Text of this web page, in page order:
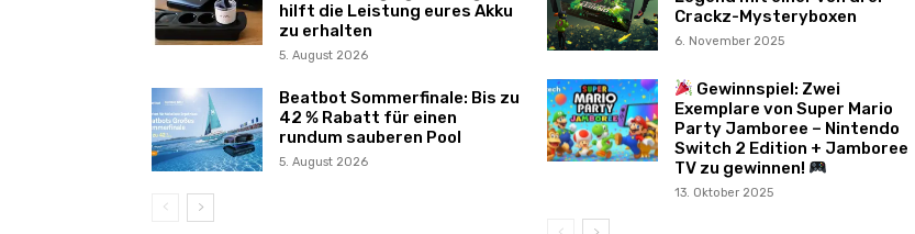
hilft die Leistung eures Akku
zu erhalten
5. August 2026
Beatbot Sommerfinale: Bis zu
42 % Rabatt für einen
rundum sauberen Pool
5. August 2026
Crackz-Mysteryboxen
6. November 2025
Gewinnspiel: Zwei
Exemplare von Super Mario
Party Jamboree – Nintendo
Switch 2 Edition + Jamboree
TV zu gewinnen!
13. Oktober 2025